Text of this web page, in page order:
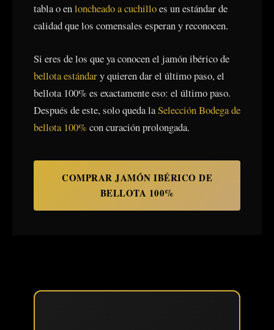
tabla o enloncheado a cuchilloes un estándar de
calidad que los comensales esperan y reconocen.
Si eres de los que ya conocen el jamón ibérico de
bellota estándary quieren dar el último paso, el
bellota 100% es exactamente eso: el último paso.
Después de este, solo queda laSelección Bodega de
bellota 100% con curación prolongada.
COMPRAR JAMÓN IBÉRICO DE
BELLOTA 100%